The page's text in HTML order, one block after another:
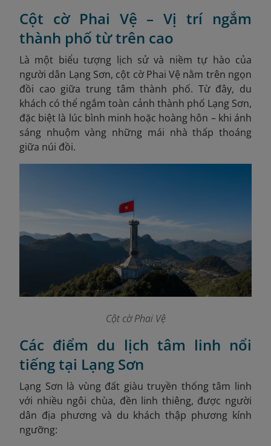
Cột cờ Phai Vệ – Vị trí ngắm
thành phố từ trên cao
Là một biểu tượng lịch sử và niềm tự hào của
người dân Lạng Sơn, cột cờ Phai Vệ nằm trên ngọn
đồi cao giữa trung tâm thành phố. Từ đây, du
khách có thể ngắm toàn cảnh thành phố Lạng Sơn,
đặc biệt là lúc bình minh hoặc hoàng hôn – khi ánh
sáng nhuộm vàng những mái nhà thấp thoáng
giữa núi đồi.
Cột cờ Phai Vệ
Các điểm du lịch tâm linh nổi
tiếng tại Lạng Sơn
Lạng Sơn là vùng đất giàu truyền thống tâm linh
với nhiều ngôi chùa, đền linh thiêng, được người
dân địa phương và du khách thập phương kính
ngưỡng: